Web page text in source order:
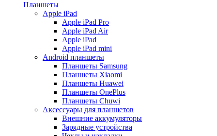
Планшеты
Apple iPad
Apple iPad Pro
Apple iPad Air
Apple iPad
Apple iPad mini
Android планшеты
Планшеты Samsung
Планшеты Xiaomi
Планшеты Huawei
Планшеты OnePlus
Планшеты Chuwi
Аксессуары для планшетов
Внешние аккумуляторы
Зарядные устройства